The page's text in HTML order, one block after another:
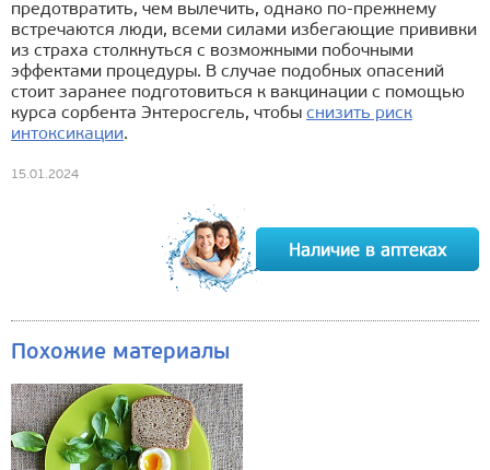
предотвратить, чем вылечить, однако по-прежнему
встречаются люди, всеми силами избегающие прививки
из страха столкнуться с возможными побочными
эффектами процедуры. В случае подобных опасений
стоит заранее подготовиться к вакцинации с помощью
курса сорбента Энтеросгель, чтобы снизить риск
интоксикации.
15.01.2024
Похожие материалы